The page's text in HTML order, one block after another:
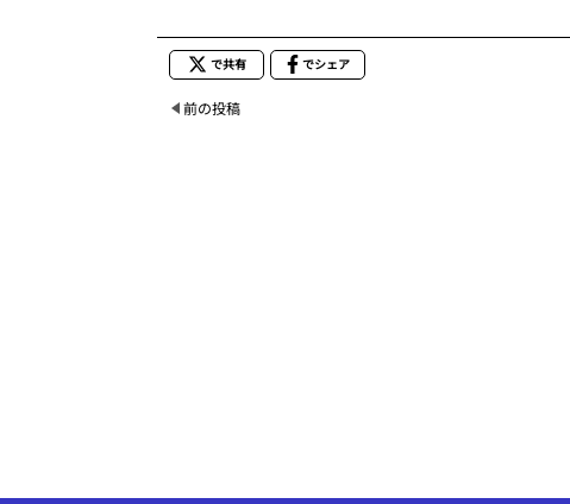
で共有 でシェア
前の投稿